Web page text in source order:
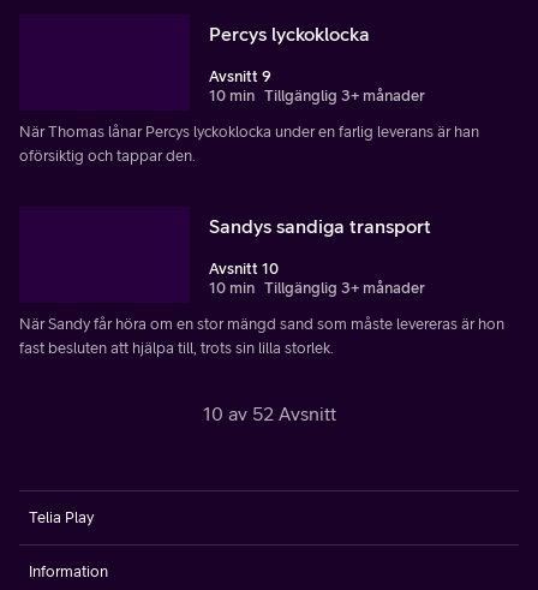
Percys lyckoklocka
Avsnitt 9
10 min Tillgänglig 3+ månader
När Thomas lånar Percys lyckoklocka under en farlig leverans är han
oförsiktig och tappar den.
Sandys sandiga transport
Avsnitt 10
10 min Tillgänglig 3+ månader
När Sandy får höra om en stor mängd sand som måste levereras är hon
fast besluten att hjälpa till, trots sin lilla storlek.
10 av 52 Avsnitt
Telia Play
Information